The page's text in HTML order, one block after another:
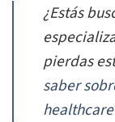
¿Estás
pierdas
saber
healthcare